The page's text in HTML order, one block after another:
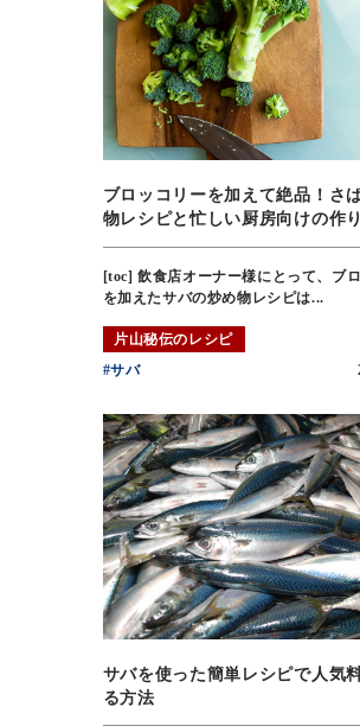
ブロッコリーを加えて絶品！さ
物レシピと忙しい厨房向けの作
[toc] 飲食店オーナー様にとって、ブ
を加えたサバの炒め物レシピは...
片山秘伝のレシピ
#サバ
サバを使った簡単レシピで人気
る方法